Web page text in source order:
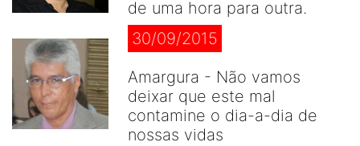
de uma hora para outra.
30/09/2015
Amargura - Não vamos
deixar que este mal
contamine o dia-a-dia de
nossas vidas